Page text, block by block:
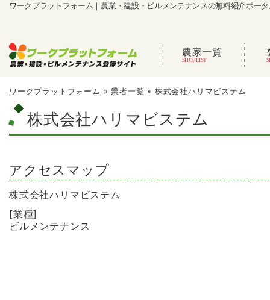
ワークプラットフォーム｜農業・建設・ビルメンテナンスの無料紹介ポー
農家一覧
ワークプラットフォーム »業者一覧 » 株式会社ハリマビステム
株式会社ハリマビステム
アクセスマップ
株式会社ハリマビステム
[業種]
ビルメンテナンス